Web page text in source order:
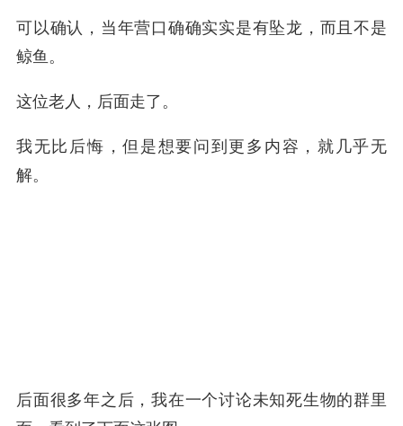
可以确认，当年营口确确实实是有坠龙，而且不是
鲸鱼。
这位老人，后面走了。
我无比后悔，但是想要问到更多内容，就几乎无
解。
后面很多年之后，我在一个讨论未知死生物的群里